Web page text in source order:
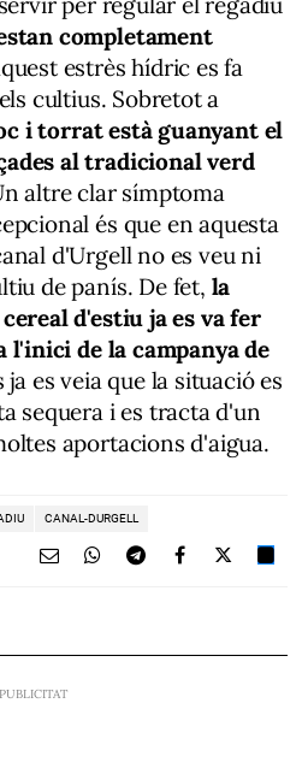
completament
estrès hídric es fa
cultius. Sobretot a
i torrat està guanyant el
al tradicional verd
altre clar símptoma
és que en aquesta
d'Urgell no es veu ni
de panís. De fet, la
d'estiu ja es va fer
l'inici de la campanya de
ja es veia que la situació es
sequera i es tracta d'un
aportacions d'aigua.
CANAL-DURGELL